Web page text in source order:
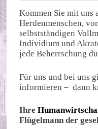
Kommen Sie mit uns
Herdenmenschen,
selbstständigen
Individium und
jede Beherrschung
Für uns und bei uns
informieren – dann
Ihre
Flügelmann der